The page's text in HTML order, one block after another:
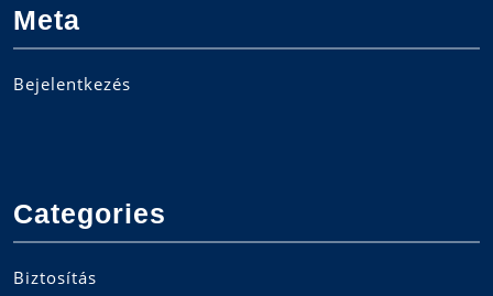
Meta
Bejelentkezés
Categories
Biztosítás